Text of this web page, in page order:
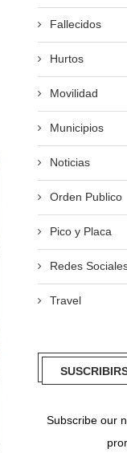
Fallecidos
Hurtos
Movilidad
Municipios
Noticias
Orden Publico
Pico y Placa
Redes
Travel
Subscribe our